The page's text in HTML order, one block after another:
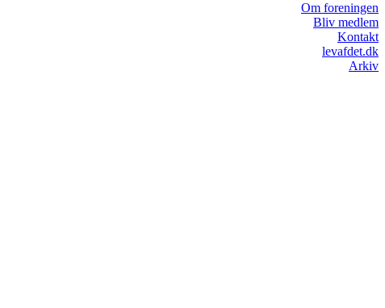
Om foreningen
Bliv medlem
Kontakt
levafdet.dk
Arkiv